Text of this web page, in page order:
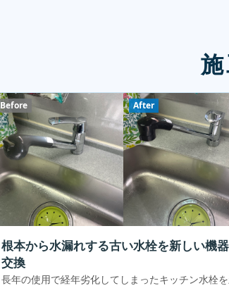
Before After
根本から水漏れする古い水栓を新しい機
交換
長年の使用で経年劣化してしまったキッチン水栓